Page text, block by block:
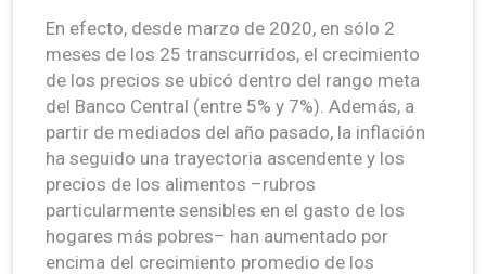
En efecto, desde marzo de 2020, en sólo 2
meses de los 25 transcurridos, el crecimiento
de los precios se ubicó dentro del rango meta
del Banco Central (entre 5% y 7%). Además, a
partir de mediados del año pasado, la inflación
ha seguido una trayectoria ascendente y los
precios de los alimentos –rubros
particularmente sensibles en el gasto de los
hogares más pobres– han aumentado por
encima del crecimiento promedio de los